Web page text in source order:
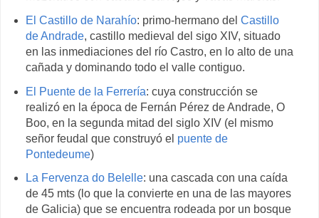
El Castillo de Narahío: primo-hermano del Castillo
de Andrade, castillo medieval del sigo XIV, situado
en las inmediaciones del río Castro, en lo alto de una
cañada y dominando todo el valle contiguo.
El Puente de la Ferrería: cuya construcción se
realizó en la época de Fernán Pérez de Andrade, O
Boo, en la segunda mitad del siglo XIV (el mismo
señor feudal que construyó el puente de
Pontedeume)
La Fervenza do Belelle: una cascada con una caída
de 45 mts (lo que la convierte en una de las mayores
de Galicia) que se encuentra rodeada por un bosque